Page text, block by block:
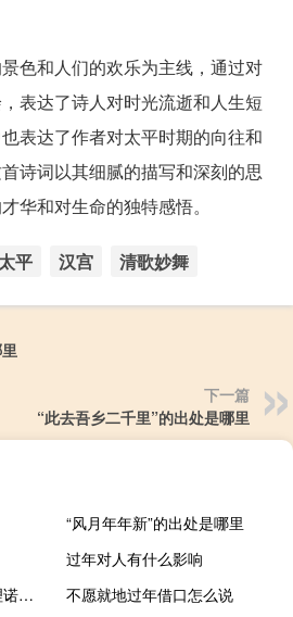
色和人们的欢乐为主线，通过对
表达了诗人对时光流逝和人生短
表达了作者对太平时期的向往和
诗词以其细腻的描写和深刻的思
华和对生命的独特感悟。
太平 汉宫 清歌妙舞
下一篇
“此去吾乡二千里”的出处是哪里
“风月年年新”的出处是哪里
过年对人有什么影响
市场消息：俄罗斯副总理诺瓦克将于11月24日至25日访问土耳其
不愿就地过年借口怎么说